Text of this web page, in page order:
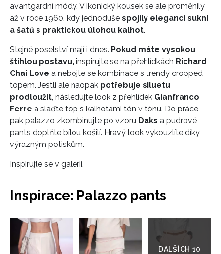
avantgardní módy. V ikonický kousek se ale proměnily
až v roce 1960, kdy jednoduše spojily eleganci sukní
a šatů s praktickou úlohou kalhot.
Stejné poselství mají i dnes. Pokud máte vysokou
štíhlou postavu, inspirujte se na přehlídkách Richard
Chai Love a nebojte se kombinace s trendy cropped
topem. Jestli ale naopak potřebuje siluetu
prodloužit, následujte look z přehlídek Gianfranco
Ferre a slaďte top s kalhotami tón v tónu. Do práce
pak palazzo zkombinujte po vzoru Daks a pudrové
pants doplňte bílou košilí. Hravý look vykouzlíte díky
výrazným potiskům.
Inspirujte se v galerii.
Inspirace: Palazzo pants
do
galerie